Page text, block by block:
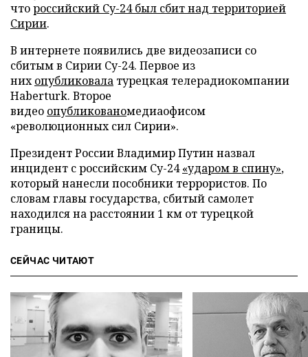
чтороссийский Су-24 был сбит над территорией
Сирии.
В интернете появились две видеозаписи со
сбитым в Сирии Су-24. Первое из
нихопубликовала турецкая телерадиокомпании
Haberturk. Второе
видео опубликованомедиаофисом
«революционных сил Сирии».
Президент России Владимир Путин назвал
инцидент с российским Су-24«ударом в спину»,
который нанесли пособники террористов. По
словам главы государства, сбитый самолет
находился на расстоянии 1 км от турецкой
границы.
СЕЙЧАС ЧИТАЮТ